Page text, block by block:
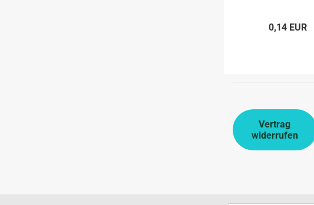
0,14 EUR
Vertrag
widerrufen